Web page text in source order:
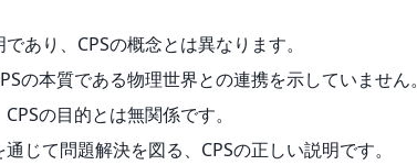
あり、CPSの概念とは異なります。
の本質である物理世界との連携を示していません。
の目的とは無関係です。
じて問題解決を図る、CPSの正しい説明です。